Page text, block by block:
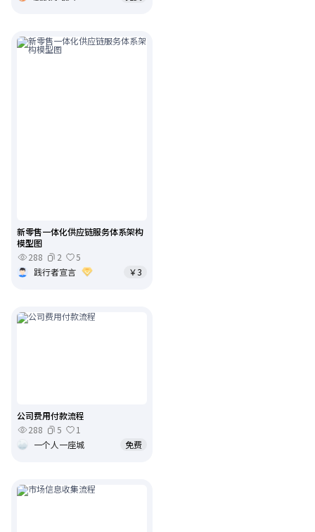
新零售一体化供应链服务体系架构
模型图
288
2
5
践行者宣言
￥3
公司费用付款流程
288
5
1
一个人一座城
免费